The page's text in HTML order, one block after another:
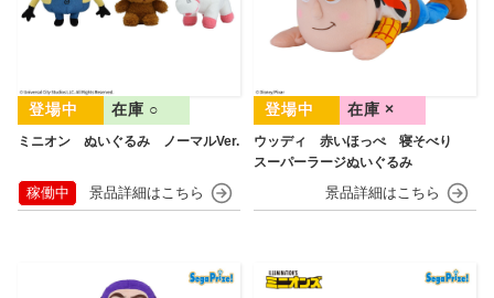
ミニオン ぬいぐるみ ノーマルVer.
在庫 ○
稼働中
ウッディ 赤いほっぺ 寝そべり
スーパーラージぬいぐるみ
在庫 ×